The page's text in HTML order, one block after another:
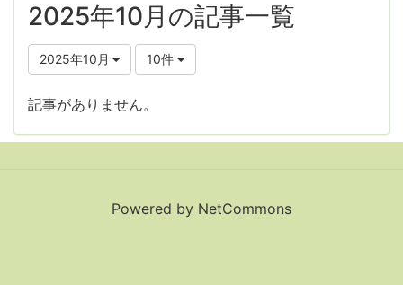
2025年10月の記事一覧
2025年10月 10件
記事がありません。
Powered by NetCommons